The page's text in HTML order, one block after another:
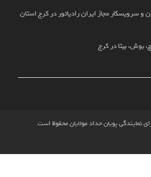
ایران رادیاتور در کرج استان
حداد مولایان محفوظ است